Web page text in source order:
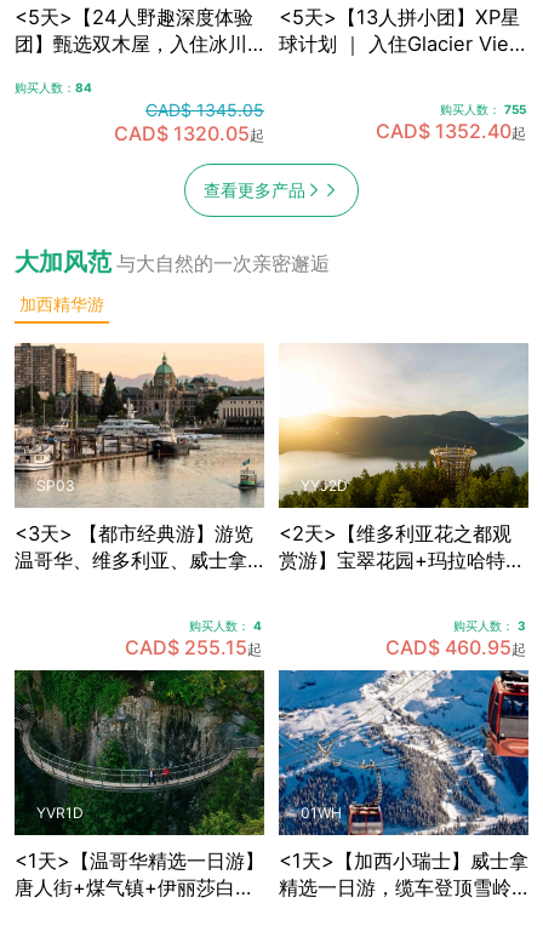
<5天>【24人野趣深度体验
团】甄选双木屋，入住冰川
落基山之旅，可选冰川湖
Canoe划船，景观绿道骑
行，真正慢旅行体验，含卡
购买人数： 84
CAD$ 1345.05
CAD$ 1320.05起
<5天>【13人拼小团】XP星
球计划 ｜ 入住Glacier View
购买人数： 755
CAD$ 1352.40起
查看更多产品
大加风范 与大自然的一次亲密邂逅
加西精华游
SP03
<3天> 【都市经典游】游览
温哥华、维多利亚、威士拿
购买人数： 4
CAD$ 255.15起
YYJ2D
<2天>【维多利亚花之都观
赏游】宝翠花园+玛拉哈特天
选帝后酒店住宿
购买人数： 3
CAD$ 460.95起
YVR1D
<1天>【温哥华精选一日游】
唐人街+煤气镇+伊丽莎白女
01WH
<1天>【加西小瑞士】威士拿
精选一日游，缆车登顶雪岭